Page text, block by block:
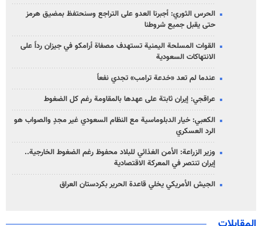
الحرس الثوري: أجبرنا العدو على التراجع وسنحتفظ بمضيق هرمز
حتى يقبل جميع شروطنا
القوات المسلحة اليمنية تستهدف مصفاة أرامكو في جيزان رداً على
الانتهاكات السعودية
عندما لم تعد «خدعة ترامب» تجدي نفعاً
عراقجي: إيران ثابتة على عهدها بالمقاومة رغم كل الضغوط
الكعبي: خيار الدبلوماسية مع النظام السعودي غير مجدٍ والصواب هو
الرد العسكري
وزير الزراعة: الأمن الغذائي للبلاد محفوظ رغم الضغوط الخارجية..
إيران تنتصر في المعركة الاقتصادية
الجيش الأمريكي يخلي قاعدة الحرير بكردستان العراق